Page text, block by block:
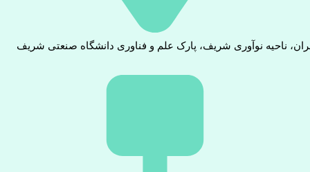
ناحیه نوآوری شریف، پارک علم و فناوری دانشگاه صنعتی شریف